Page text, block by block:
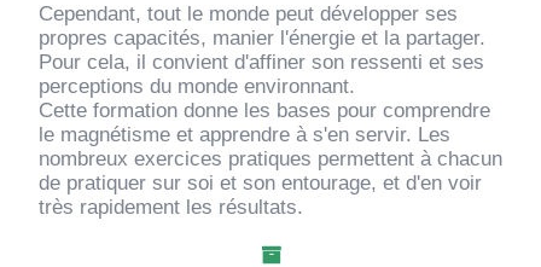
CONFÉRENCES
FORMATIONS
CONTACT
Cependant, tout le monde peut développer ses
propres capacités, manier l'énergie et la partager.
Pour cela, il convient d'affiner son ressenti et ses
perceptions du monde environnant.
Cette formation donne les bases pour comprendre
le magnétisme et apprendre à s'en servir. Les
nombreux exercices pratiques permettent à chacun
de pratiquer sur soi et son entourage, et d'en voir
très rapidement les résultats.